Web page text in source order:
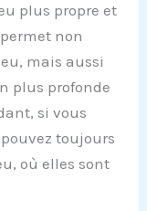
plus propre et
non
mais aussi
plus profonde
si vous
toujours
où elles sont